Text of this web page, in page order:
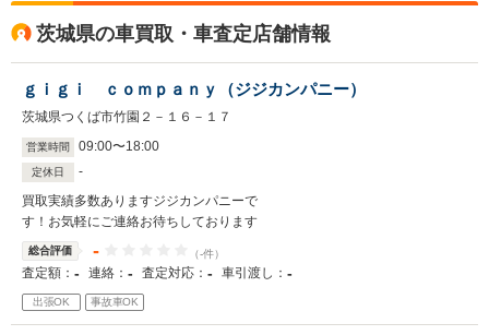
茨城県の車買取・車査定店舗情報
ｇｉｇｉ ｃｏｍｐａｎｙ（ジジカンパニー）
茨城県つくば市竹園２－１６－１７
営業時間 09:00〜18:00
定休日
-
買取実績多数ありますジジカンパニーで
す！お気軽にご連絡お待ちしております
総合評価 - （-件）
査定額： - 連絡： - 査定対応： - 車引渡し： -
出張OK 事故車OK